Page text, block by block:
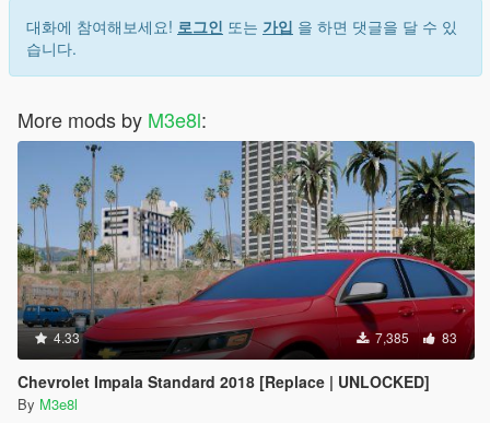
대화에 참여해보세요! 로그인 또는 가입 을 하면 댓글을 달 수 있
습니다.
More mods by M3e8l:
4.33 7,385 83
Chevrolet Impala Standard 2018 [Replace | UNLOCKED]
By M3e8l